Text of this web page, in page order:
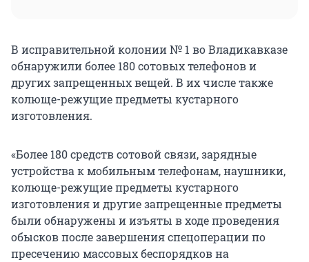
В исправительной колонии № 1 во Владикавказе
обнаружили более 180 сотовых телефонов и
других запрещенных вещей. В их числе также
колюще-режущие предметы кустарного
изготовления.
«Более 180 средств сотовой связи, зарядные
устройства к мобильным телефонам, наушники,
колюще-режущие предметы кустарного
изготовления и другие запрещенные предметы
были обнаружены и изъяты в ходе проведения
обысков после завершения спецоперации по
пресечению массовых беспорядков на